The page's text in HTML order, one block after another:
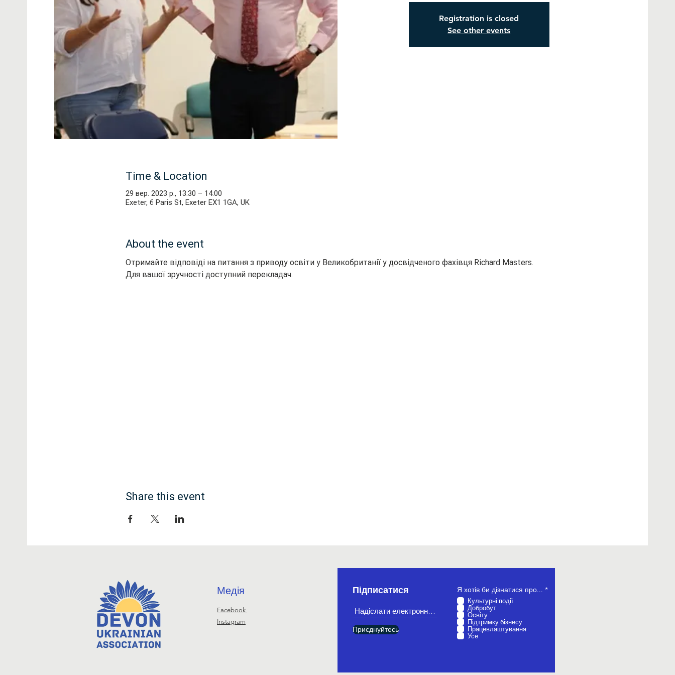
Registration is closed
See other events
Time & Location
29 вер. 2023 р., 13:30 – 14:00
Exeter, 6 Paris St, Exeter EX1 1GA, UK
About the event
Отримайте відповіді на питання з приводу освіти у Великобританії у досвідченого фахівця Richard Masters.
Для вашої зручності доступний перекладач.
Share this event
Медія
Facebook
Instagram
Підписатися
Приєднуйтесь
Я хотів би дізнатися про... *О
Культурні події
Добробут
Освіту
Підтримку бізнесу
Працевлаштування
Усе